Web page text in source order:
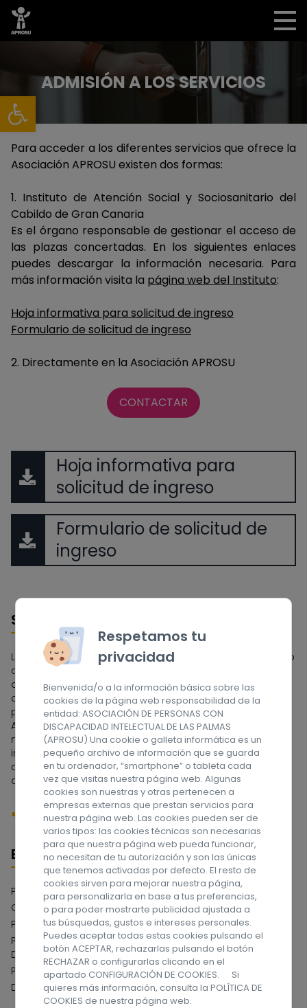
Abrir barra de herramientas
ADMISIÓN A LOS SERVICIOS
Para acceder a los diferentes servicios que ofrece la
Asociación APROSU existen dos formas:
1. Instituto de Atención Social y Sociosanitario del
Cabildo de Gran Canaria
Es el órgano responsable de gestionar el acceso de
las plazas concertadas. En los siguientes enlaces
puedes descargar la información necesaria. Para
más información visita la página web del Instituto:
Hoja informativa para solicitud de ingreso
Formulario de solicitud de ingreso
2. Directamente en la Asociación APROSU
CONTACTAR
Hoja informativa para
solicitud de ingreso
Formulario de solicitud de
ingreso
Sobre nosotros
La Asociación APROSU se constituyó en 1962 por un grupo
de familias que tenían en su seno a una persona con
discapacidad intelectual. Fue la primera Asociación
constituida en el Archipiélago Canario y una de las
pioneras de España. A lo largo de estos años la
Asociación ha tenido que ir adaptándose a las
necesidades de las personas con discapacidad
intelectual y a sus familias, dedicándose en sus
comienzos a la etapa escolar, y actualmente a la edad
adulta. ¡Síguenos en las redes sociales!
Enlaces
Política de privacidad
Compromiso con la Protección de Datos
Política de cookies
Política del Sistema Interno de Información Canal de
Denuncias
Política de Serguidad de la Información
Declaración de Accesibilidad Web
Respetamos tu
privacidad
Bienvenida/o a la información básica sobre las
cookies de la página web responsabilidad de la
entidad: ASOCIACIÓN DE PERSONAS CON
DISCAPACIDAD INTELECTUAL DE LAS PALMAS
(APROSU) Una cookie o galleta informática es un
pequeño archivo de información que se guarda
en tu ordenador, “smartphone” o tableta cada
vez que visitas nuestra página web. Algunas
cookies son nuestras y otras pertenecen a
empresas externas que prestan servicios para
nuestra página web. Las cookies pueden ser de
varios tipos: las cookies técnicas son necesarias
para que nuestra página web pueda funcionar,
no necesitan de tu autorización y son las únicas
que tenemos activadas por defecto. El resto de
cookies sirven para mejorar nuestra página,
para personalizarla en base a tus preferencias,
o para poder mostrarte publicidad ajustada a
tus búsquedas, gustos e intereses personales.
Puedes aceptar todas estas cookies pulsando el
botón ACEPTAR, rechazarlas pulsando el botón
RECHAZAR o configurarlas clicando en el
apartado CONFIGURACIÓN DE COOKIES. Si
quieres más información, consulta laPOLÍTICA DE
COOKIES de nuestra página web.